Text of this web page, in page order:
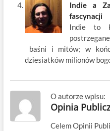
Indie a
fascynacji
Indie to
baśni i mitów; w
dziesiatków milionów
O autorze wpisu:
Opinia
Celem Opinii